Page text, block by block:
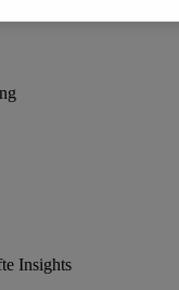
Insights